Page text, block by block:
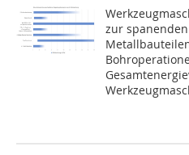
zur